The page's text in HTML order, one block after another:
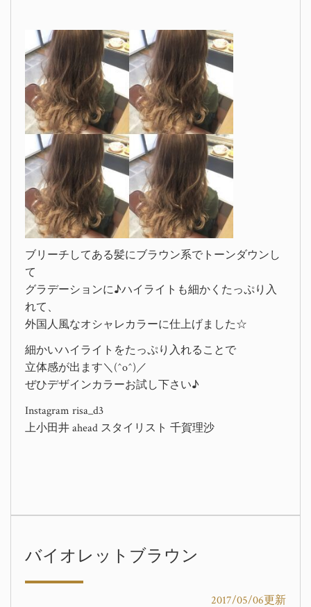
ブリーチしてある髪にブラウン系でトーンダウンし
て
グラデーションに♪ハイライトも細かくたっぷり入
れて、
外国人風なオシャレカラーに仕上げました☆
細かいハイライトをたっぷり入れることで
立体感が出ます＼(^o^)／
ぜひデザインカラーお試し下さい♪
Instagram risa_d3
上小田井 ahead スタイリスト 千賀理沙
バイオレットブラウン
2017/05/06更新